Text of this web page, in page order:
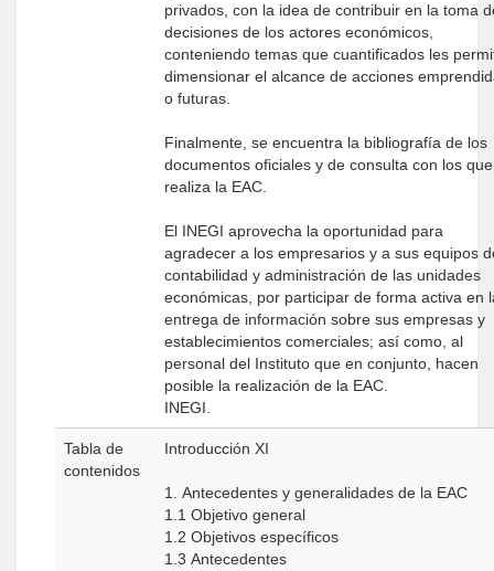
privados, con la idea de contribuir en la toma
decisiones de los actores económicos,
conteniendo temas que cuantificados les
dimensionar el alcance de acciones emprendidas
o futuras.
Finalmente, se encuentra la bibliografía de los
documentos oficiales y de consulta con los
realiza la EAC.
El INEGI aprovecha la oportunidad para
agradecer a los empresarios y a sus equipos
contabilidad y administración de las unidades
económicas, por participar de forma activa en
entrega de información sobre sus empresas y
establecimientos comerciales; así como, al
personal del Instituto que en conjunto, hacen
posible la realización de la EAC.
INEGI.
Tabla de
contenidos
Introducción XI
1. Antecedentes y generalidades de la EAC
1.1 Objetivo general
1.2 Objetivos específicos
1.3 Antecedentes